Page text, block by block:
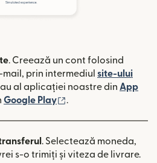
. Creează un cont folosind
prin intermediul site-ului
deschide într-o fereastră nouă)
al aplicației noastre din App
într-o fereastră nouă)
Google Play .
. Selectează moneda,
s-o trimiți și viteza de livrare.